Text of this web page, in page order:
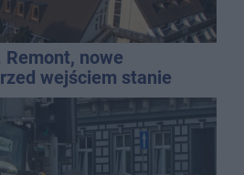
nowe
wejściem stanie